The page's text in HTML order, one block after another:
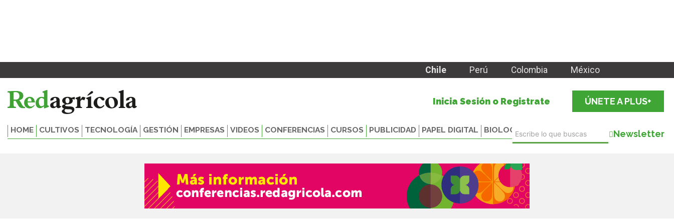
Chile Perú Colombia México
Inicia Sesión o Registrate ÚNETE A PLUS+
HOME CULTIVOS TECNOLOGÍA GESTIÓN EMPRESAS VIDEOS CONFERENCIAS CURSOS PUBLICIDAD PAPEL DIGITAL BIOLOGICALS Newsletter